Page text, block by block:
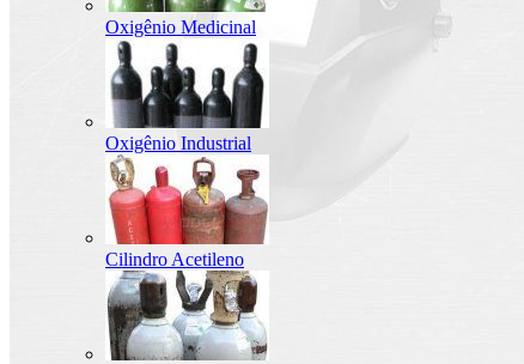
Oxigênio Medicinal
Oxigênio Industrial
Cilindro Acetileno